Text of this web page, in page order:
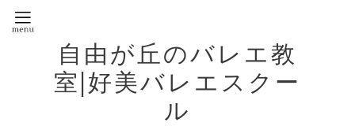
自由が丘のバレエ教
室|好美バレエスクー
ル